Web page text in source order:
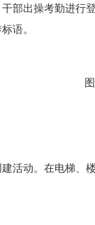
部出操考勤进行
语。
活动。在电梯、